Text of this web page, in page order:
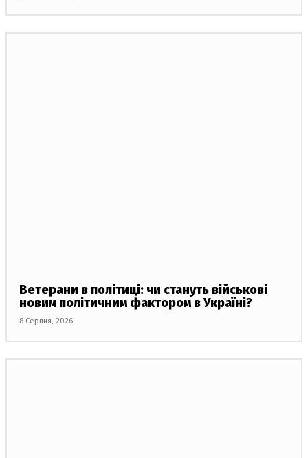
Ветерани в політиці: чи стануть військові
новим політичним фактором в Україні?
8 Серпня, 2026